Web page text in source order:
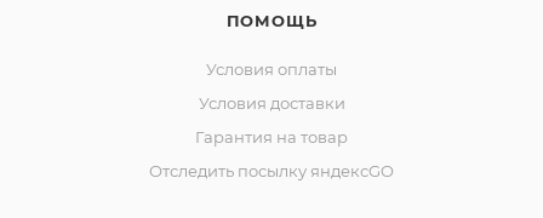
ПОМОЩЬ
Условия оплаты
Условия доставки
Гарантия на товар
Отследить посылку яндексGO